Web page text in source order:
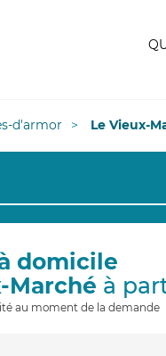
d'armor Le Vieux-
domicile
Marché à
au moment de la demande